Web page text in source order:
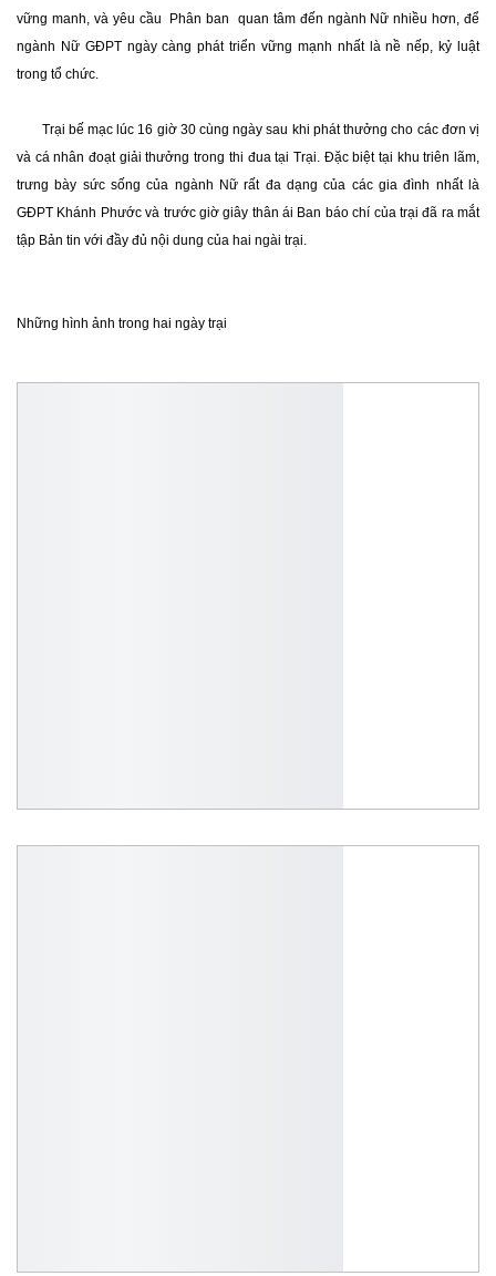
vững manh, và yêu cầu Phân ban quan tâm đến ngành Nữ nhiều hơn, để
ngành Nữ GĐPT ngày càng phát triển vững mạnh nhất là nề nếp, kỷ luật
trong tổ chức.
Trại bế mạc lúc 16 giờ 30 cùng ngày sau khi phát thưởng cho các đơn vị
và cá nhân đoạt giải thưởng trong thi đua tại Trại. Đặc biệt tại khu triên lãm,
trưng bày sức sống của ngành Nữ rất đa dạng của các gia đình nhất là
GĐPT Khánh Phước và trước giờ giây thân ái Ban báo chí của trại đã ra mắt
tập Bản tin với đầy đủ nội dung của hai ngài trại.
Những hình ảnh trong hai ngày trại